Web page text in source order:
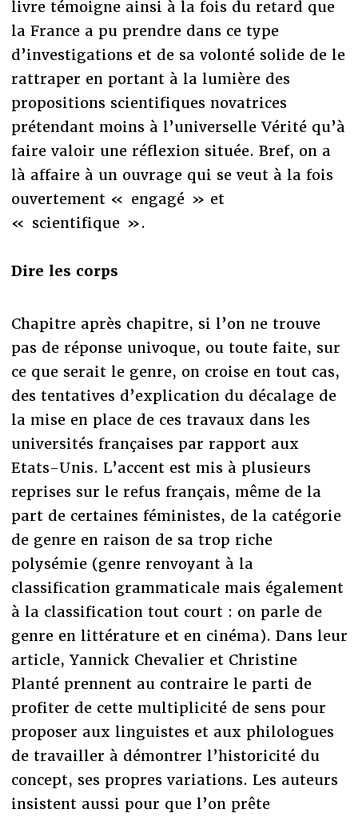
livre témoigne ainsi à la fois du retard que
la France a pu prendre dans ce type
d’investigations et de sa volonté solide de le
rattraper en portant à la lumière des
propositions scientifiques novatrices
prétendant moins à l’universelle Vérité qu’à
faire valoir une réflexion située. Bref, on a
là affaire à un ouvrage qui se veut à la fois
ouvertement « engagé » et
« scientifique ».
Dire les corps
Chapitre après chapitre, si l’on ne trouve
pas de réponse univoque, ou toute faite, sur
ce que serait le genre, on croise en tout cas,
des tentatives d’explication du décalage de
la mise en place de ces travaux dans les
universités françaises par rapport aux
Etats-Unis. L’accent est mis à plusieurs
reprises sur le refus français, même de la
part de certaines féministes, de la catégorie
de genre en raison de sa trop riche
polysémie (genre renvoyant à la
classification grammaticale mais également
à la classification tout court : on parle de
genre en littérature et en cinéma). Dans leur
article, Yannick Chevalier et Christine
Planté prennent au contraire le parti de
profiter de cette multiplicité de sens pour
proposer aux linguistes et aux philologues
de travailler à démontrer l’historicité du
concept, ses propres variations. Les auteurs
insistent aussi pour que l’on prête